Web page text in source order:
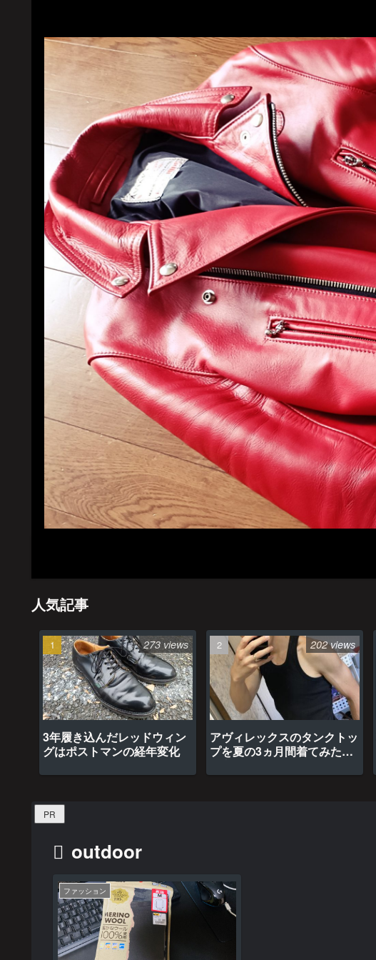
人気記事
3年履き込んだレッドウィン
グはポストマンの経年変化
273 views
アヴィレックスのタンクトッ
プを夏の3ヵ月間着てみたら
202 views
PR
outdoor
ファッション